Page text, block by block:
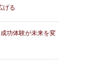
げる
功体験が未来を変